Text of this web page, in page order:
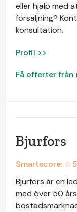
eller hjälp med
försäljning?
konsultation.
Profil >>
Få offerter från
Bjurfors
Smartscore: ☆
Bjurfors är en
med över 50